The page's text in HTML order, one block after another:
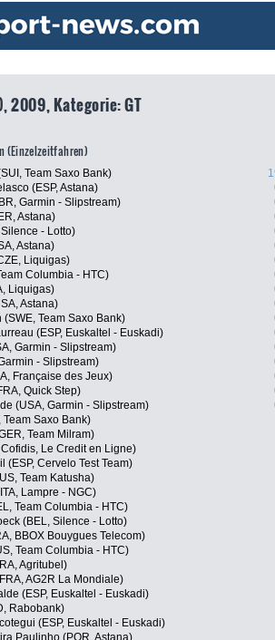
2009, Kategorie: GT
(Einzelzeitfahren)
Team Saxo Bank)
(ESP, Astana)
Garmin - Slipstream)
Astana)
- Lotto)
Astana)
Liquigas)
Columbia - HTC)
Liquigas)
Astana)
Team Saxo Bank)
(ESP, Euskaltel - Euskadi)
Garmin - Slipstream)
- Slipstream)
Française des Jeux)
Quick Step)
(USA, Garmin - Slipstream)
Saxo Bank)
Team Milram)
Le Credit en Ligne)
(ESP, Cervelo Test Team)
Team Katusha)
Lampre - NGC)
Team Columbia - HTC)
(BEL, Silence - Lotto)
BBOX Bouygues Telecom)
Team Columbia - HTC)
Agritubel)
AG2R La Mondiale)
(ESP, Euskaltel - Euskadi)
Rabobank)
(ESP, Euskaltel - Euskadi)